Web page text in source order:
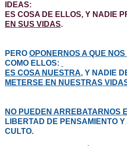
IDEAS:
ES COSA DE ELLOS, Y NADIE
EN SUS VIDAS.
PERO OPONERNOS A QUE NOS
COMO ELLOS:
ES COSA NUESTRA, Y NADIE
METERSE EN NUESTRAS
NO PUEDEN ARREBATARNOS
LIBERTAD DE PENSAMIENTO
CULTO.